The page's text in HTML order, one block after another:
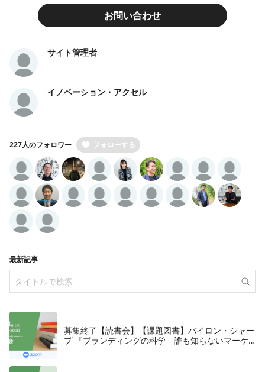
お問い合わせ
サイト管理者
イノベーション・アクセル
227人のフォロワー フォローする
最新記事
募集終了【読書会】【課題図書】バイロン・シャー
プ 『ブランディングの科学 誰も知らないマーケ